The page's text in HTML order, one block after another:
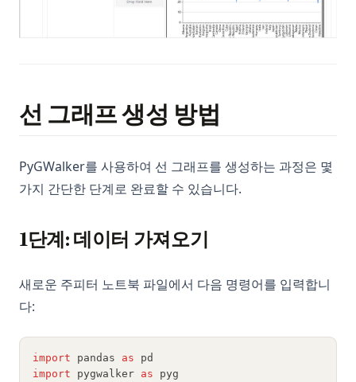
선 그래프 생성 방법
PyGWalker를 사용하여 선 그래프를 생성하는 과정은 몇
가지 간단한 단계로 완료할 수 있습니다.
1단계: 데이터 가져오기
새로운 주피터 노트북 파일에서 다음 명령어를 입력합니
다:
import pandas as pd
import pygwalker as pyg